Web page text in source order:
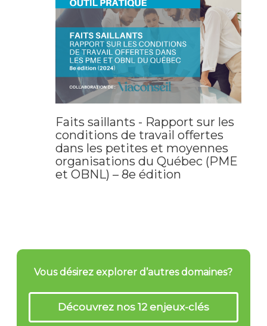
Faits saillants - Rapport sur les
conditions de travail offertes
dans les petites et moyennes
organisations du Québec (PME
et OBNL) – 8e édition
Vous désirez explorer d’autres domaines?
Découvrez nos 12 enjeux-clés